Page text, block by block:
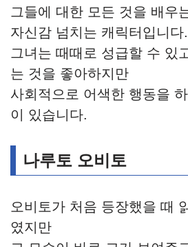
그들에 대한 모든 것을 배우
자신감 넘치는 캐릭터입니다.
그녀는 때때로 성급할 수 있
는 것을 좋아하지만
사회적으로 어색한 행동을
이 있습니다.
나루토 오비토
오비토가 처음 등장했을 때
였지만